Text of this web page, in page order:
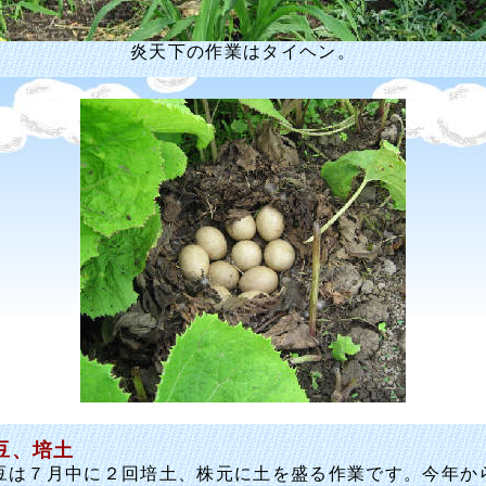
炎天下の作業はタイヘン。
、培土
７月中に２回培土、株元に土を盛る作業です。今年か